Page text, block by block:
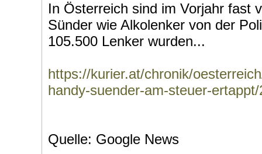
In Österreich sind im Vorjahr fast
Sünder wie Alkolenker von der
105.500 Lenker wurden...
https://kurier.at/chronik/
handy-suender-am-steuer-
Quelle: Google News